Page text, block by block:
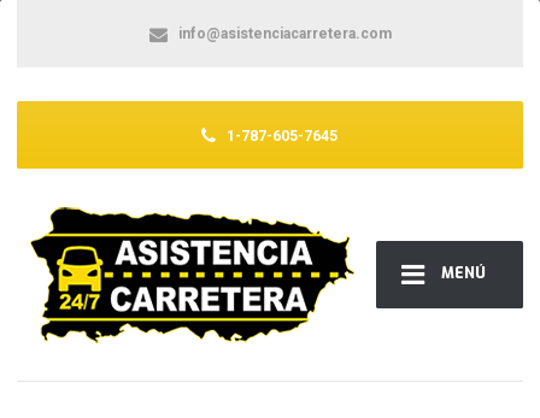
MENÚ
info@asistenciacarretera.com
1-787-605-7645